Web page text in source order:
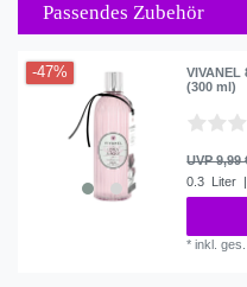
Passendes Zubehör
-47%
(300 ml)
UVP 9,99
0.3 Liter
*inkl. ges.